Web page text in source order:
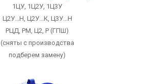
1ЦУ, 1Ц2У, 1Ц3У
Ц2У...Н, Ц2У...К, Ц3У...Н
РЦД, РМ, Ц2, Р (ГПШ)
(сняты с производства
подберем замену)